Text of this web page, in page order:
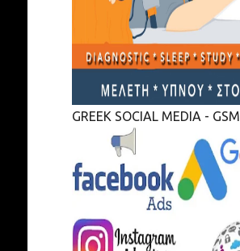
GREEK SOCIAL MEDIA - GSM